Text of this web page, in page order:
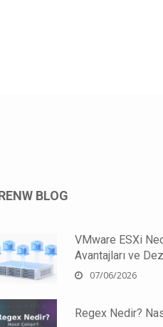
BLOG
VMware ESXi
Avantajları ve
07/06/2026
Regex Nedir?